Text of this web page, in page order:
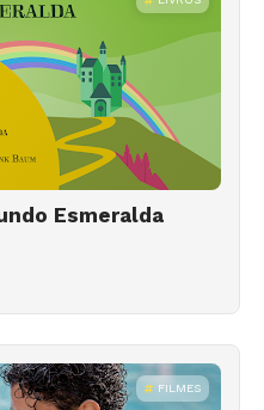
Esmeralda
FILMES